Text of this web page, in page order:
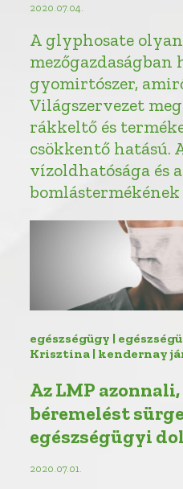
2020.07.04.
A glyphosate olyan
mezőgazdaságban
gyomirtószer,
Világszervezet
rákkeltő és
csökkentő hatású.
vízoldhatósága és a
egészségügy |
Krisztina | kendernay
Az LMP azonnali,
béremelést
egészségügyi
2020.07.01.